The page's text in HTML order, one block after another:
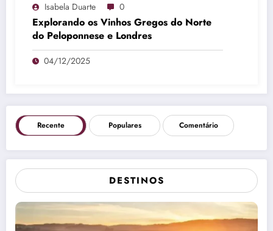
Isabela Duarte 0
Explorando os Vinhos Gregos do Norte
do Peloponnese e Londres
04/12/2025
Recente Populares Comentário
DESTINOS